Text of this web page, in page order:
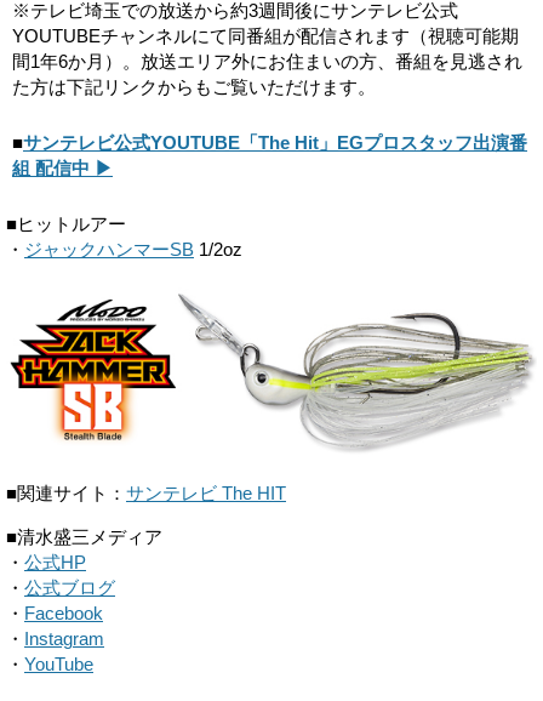
※テレビ埼玉での放送から約3週間後にサンテレビ公式
YOUTUBEチャンネルにて同番組が配信されます（視聴可能期
間1年6か月）。放送エリア外にお住まいの方、番組を見逃され
た方は下記リンクからもご覧いただけます。
■サンテレビ公式YOUTUBE「The Hit」EGプロスタッフ出演番
組 配信中 ▶
■ヒットルアー
・ ジャックハンマーSB 1/2oz
■関連サイト： サンテレビ The HIT
■清水盛三メディア
・ 公式HP
・ 公式ブログ
・ Facebook
・ Instagram
・ YouTube